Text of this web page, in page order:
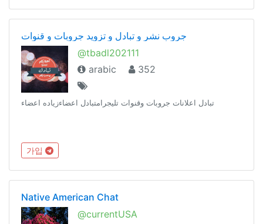
جروب نشر و تبادل و تزويد جروبات و قنوات
@tbadl202111
arabic
352
تبادل اعلانات جروبات وقنوات تليجرامتبادل اعضاءزياده اعضاء
가입
Native American Chat
@currentUSA